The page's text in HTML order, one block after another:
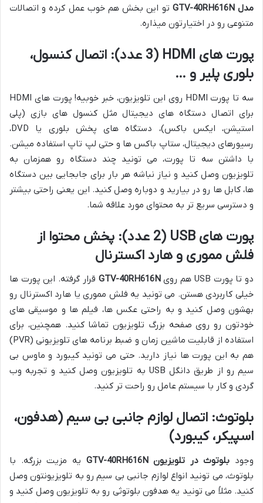
مدل GTV-40RH616N
تو این بخش هم خوب عمل کرده و اتصالات
متنوعی رو در اختیارتون میذاره.
پورت های HDMI (3 عدد): اتصال کنسول،
بلوری پلیر و …
سه تا پورت HDMI روی این تلویزیون، خبر خوبیه! پورت های HDMI
برای اتصال دستگاه های دیجیتال مثل کنسول های بازی (پلی
استیشن، ایکس باکس)، دستگاه های پخش بلوری یا DVD،
رسیورهای دیجیتال، ستاپ باکس ها و حتی لپ تاپ استفاده میشن.
با داشتن سه تا پورت، می تونید چند دستگاه رو همزمان به
تلویزیون وصل کنید و نیاز نباشه هر بار برای جابجایی بین دستگاه
ها، کابل ها رو در بیارید و دوباره وصل کنید. این یعنی راحتی بیشتر
و دسترسی سریع تر به محتوای مورد علاقه شما.
پورت های USB (2 عدد): پخش محتوا از
فلش مموری و هارد اکسترنال
دو تا پورت USB هم روی GTV-40RH616N قرار گرفته. این پورت ها
خیلی کاربردی هستن. می تونید یه فلش مموری یا هارد اکسترنال رو
بهشون وصل کنید و به راحتی عکس ها، فیلم ها و موسیقی های
خودتون رو روی صفحه بزرگ تلویزیون تماشا کنید. همچنین، برای
استفاده از قابلیت ماشین زمان و ضبط برنامه های تلویزیونی (PVR)
هم به این پورت ها نیاز دارید. حتی می تونید کیبورد و ماوس بی
سیم رو از طریق دانگل USB به تلویزیون وصل کنید و تجربه وب
گردی و کار با سیستم عامل رو راحت تر کنید.
بلوتوث: اتصال لوازم جانبی بی سیم (هدفون،
اسپیکر، کیبورد)
وجود بلوتوث در تلویزیون GTV-40RH616N
یه مزیت بزرگه. با
بلوتوث، می تونید انواع لوازم جانبی بی سیم رو به تلویزیونتون وصل
کنید. مثلاً می تونید یه هدفون بلوتوثی رو به تلویزیون وصل کنید و